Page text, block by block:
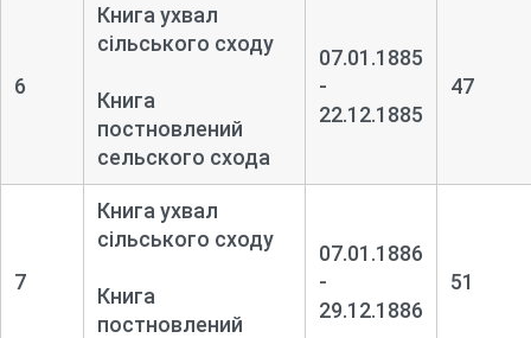
6
Книга ухвал
сільського сходу
Книга
постновлений
сельского схода
07.01.1885
-
22.12.1885
47
7
Книга ухвал
сільського сходу
Книга
постновлений
07.01.1886
-
29.12.1886
51